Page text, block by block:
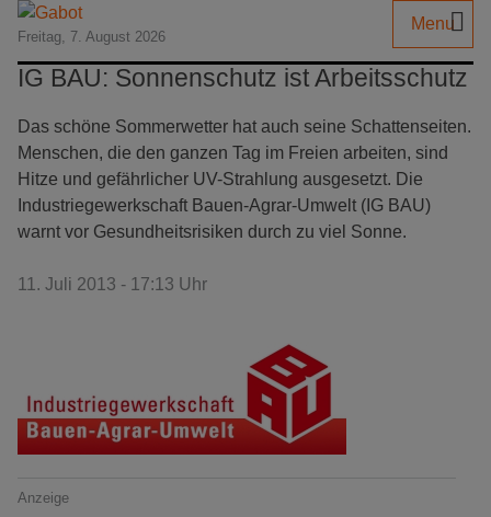
Freitag, 7. August 2026
Menu
IG BAU: Sonnenschutz ist Arbeitsschutz
Das schöne Sommerwetter hat auch seine Schattenseiten.
Menschen, die den ganzen Tag im Freien arbeiten, sind
Hitze und gefährlicher UV-Strahlung ausgesetzt. Die
Industriegewerkschaft Bauen-Agrar-Umwelt (IG BAU)
warnt vor Gesundheitsrisiken durch zu viel Sonne.
11. Juli 2013 - 17:13 Uhr
Anzeige